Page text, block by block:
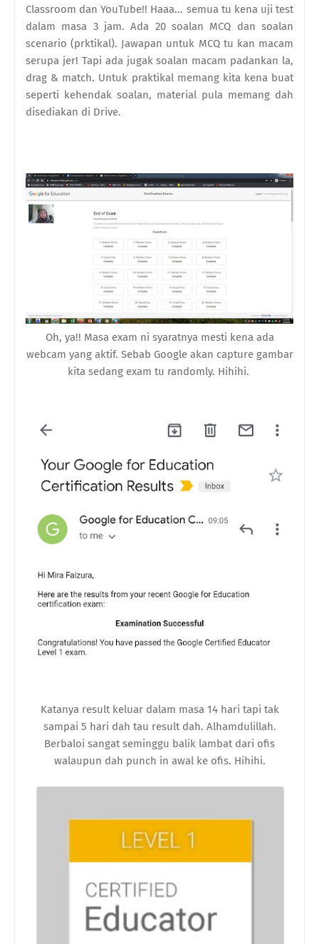
Classroom dan YouTube!! Haaa... semua tu kena uji test
dalam masa 3 jam. Ada 20 soalan MCQ dan soalan
scenario (prktikal). Jawapan untuk MCQ tu kan macam
serupa jer! Tapi ada jugak soalan macam padankan la,
drag & match. Untuk praktikal memang kita kena buat
seperti kehendak soalan, material pula memang dah
disediakan di Drive.
Oh, ya!! Masa exam ni syaratnya mesti kena ada
webcam yang aktif. Sebab Google akan capture gambar
kita sedang exam tu randomly. Hihihi.
Katanya result keluar dalam masa 14 hari tapi tak
sampai 5 hari dah tau result dah. Alhamdulillah.
Berbaloi sangat seminggu balik lambat dari ofis
walaupun dah punch in awal ke ofis. Hihihi.